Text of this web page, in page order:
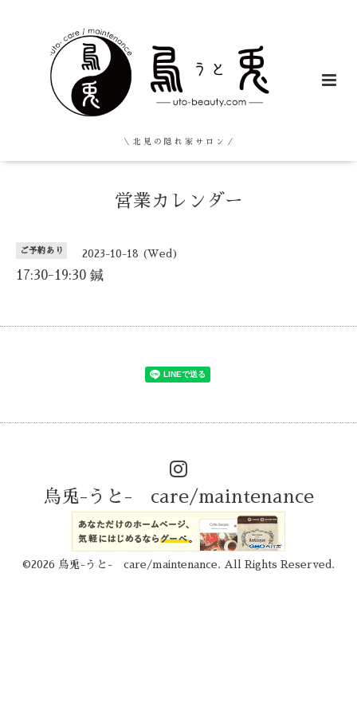
＼ 北 見 の 隠 れ 家 サ ロ ン ／
営業カレンダー
ご予約あり 2023-10-18 (Wed)
17:30-19:30 鍼
烏兎-うと- care/maintenance
©2026 烏兎-うと- care/maintenance . All Rights Reserved.